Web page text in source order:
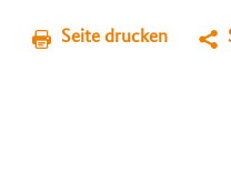
Seite drucken